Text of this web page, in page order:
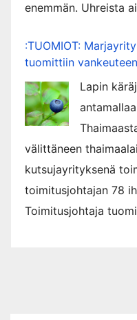
enemmän. Uhreista
:TUOMIOT:
tuomittiin
Lapin
välittäneen
kutsujayrityksenä
toimitusjohtajan 78
Toimitusjohtaja